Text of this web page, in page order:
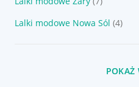
Lalki modowe Nowa Sól (4)
POKAŻ